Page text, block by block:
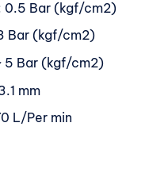
0.5 Bar (kgf/cm2)
Bar (kgf/cm2)
5 Bar (kgf/cm2)
mm
L/Per min